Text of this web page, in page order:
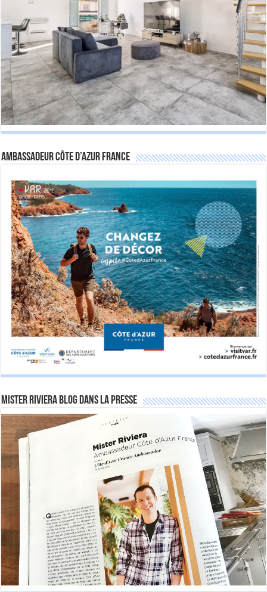
Ambassadeur Côte d’Azur France
Mister Riviera Blog dans la Presse